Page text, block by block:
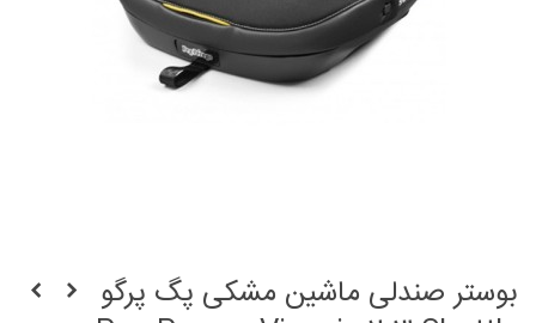
بوستر صندلی ماشین مشکی پگ پرگو